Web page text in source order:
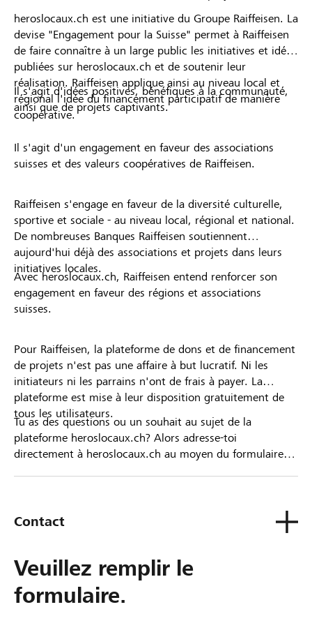
heroslocaux.ch est une initiative du Groupe Raiffeisen. La
devise "Engagement pour la Suisse" permet à Raiffeisen
de faire connaître à un large public les initiatives et idées
publiées sur heroslocaux.ch et de soutenir leur
réalisation. Raiffeisen applique ainsi au niveau local et
régional l'idée du financement participatif de manière
coopérative.
Il s'agit d'idées positives, bénéfiques à la communauté,
ainsi que de projets captivants.
Il s'agit d'un engagement en faveur des associations
suisses et des valeurs coopératives de Raiffeisen.
Raiffeisen s'engage en faveur de la diversité culturelle,
sportive et sociale - au niveau local, régional et national.
De nombreuses Banques Raiffeisen soutiennent
aujourd'hui déjà des associations et projets dans leurs
initiatives locales.
Avec heroslocaux.ch, Raiffeisen entend renforcer son
engagement en faveur des régions et associations
suisses.
Pour Raiffeisen, la plateforme de dons et de financement
de projets n'est pas une affaire à but lucratif. Ni les
initiateurs ni les parrains n'ont de frais à payer. La
plateforme est mise à leur disposition gratuitement de
tous les utilisateurs.
Tu as des questions ou un souhait au sujet de la
plateforme heroslocaux.ch? Alors adresse-toi
directement à heroslocaux.ch au moyen du formulaire
Contact
Veuillez remplir le
formulaire.